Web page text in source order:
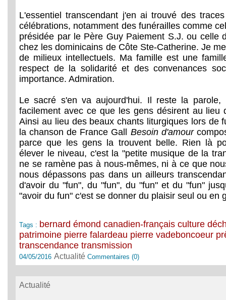
L'essentiel transcendant j'en ai trouvé des
célébrations, notamment des funérailles comme
présidée par le Père Guy Paiement S.J. ou celle
chez les dominicains de Côte Ste-Catherine. Je
de milieux intellectuels. Ma famille est une
respect de la solidarité et des convenances
importance. Admiration.
Le sacré s'en va aujourd'hui. Il reste la parole,
facilement avec ce que les gens désirent au lieu
Ainsi au lieu des beaux chants liturgiques lors de
la chanson de France Gall Besoin d'amour
parce que les gens la trouvent belle. Rien là
élever le niveau, c'est la "petite musique de la
ne se ramène pas à nous-mêmes, ni à ce que
nous dépassons pas dans un ailleurs
d'avoir du "fun", du "fun", du "fun" et du "fun"
"avoir du fun" c'est se donner du plaisir seul ou en
Tags : bernard émond canadien-français culture
patrimoine pierre falardeau pierre vadeboncoeur
transcendance transmission
04/05/2016 ActualitéCommentaires (0)
Actualité